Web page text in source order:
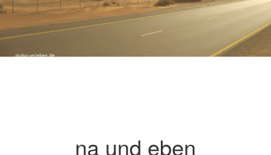
na und eben